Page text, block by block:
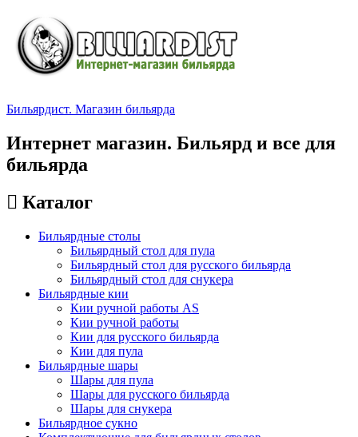
Бильярдист. Магазин бильярда
Интернет магазин. Бильярд и все для
бильярда
Каталог
Бильярдные столы
Бильярдный стол для пула
Бильярдный стол для русского бильярда
Бильярдный стол для снукера
Бильярдные кии
Кии ручной работы AS
Кии ручной работы
Кии для русского бильярда
Кии для пула
Бильярдные шары
Шары для пула
Шары для русского бильярда
Шары для снукера
Бильярдное сукно